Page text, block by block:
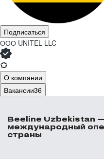
Подписаться
ООО UNITEL LLC
О компании
Вакансии36
Beeline Uzbekistan
международный
страны